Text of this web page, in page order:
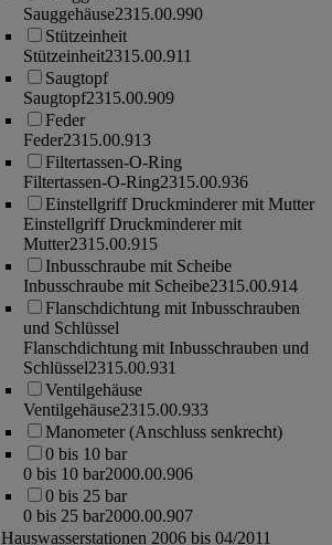
Sauggehäuse2315.00.990
Stützeinheit
Stützeinheit2315.00.911
Saugtopf
Saugtopf2315.00.909
Feder
Feder2315.00.913
Filtertassen-O-Ring
Filtertassen-O-Ring2315.00.936
Einstellgriff Druckminderer mit Mutter
Einstellgriff Druckminderer mit
Mutter2315.00.915
Inbusschraube mit Scheibe
Inbusschraube mit Scheibe2315.00.914
Flanschdichtung mit Inbusschrauben
und Schlüssel
Flanschdichtung mit Inbusschrauben und
Schlüssel2315.00.931
Ventilgehäuse
Ventilgehäuse2315.00.933
Manometer (Anschluss senkrecht)
0 bis 10 bar
0 bis 10 bar2000.00.906
0 bis 25 bar
0 bis 25 bar2000.00.907
Hauswasserstationen 2006 bis 04/2011